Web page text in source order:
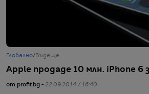
Глобално/ Бъдеще
Apple продаде 10 млн. iPhone 6
от profit.bg - 22.09.2014 / 16:40